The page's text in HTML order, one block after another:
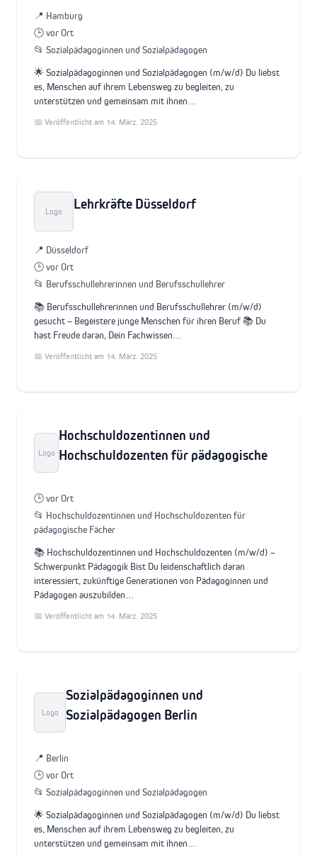
📍 Hamburg
🕒 vor Ort
📂 Sozialpädagoginnen und Sozialpädagogen
🌟 Sozialpädagoginnen und Sozialpädagogen (m/w/d) Du liebst
es, Menschen auf ihrem Lebensweg zu begleiten, zu
unterstützen und gemeinsam mit ihnen…
📅 Veröffentlicht am 14. März. 2025
Logo Lehrkräfte Düsseldorf
📍 Düsseldorf
🕒 vor Ort
📂 Berufsschullehrerinnen und Berufsschullehrer
📚 Berufsschullehrerinnen und Berufsschullehrer (m/w/d)
gesucht – Begeistere junge Menschen für ihren Beruf 📚 Du
hast Freude daran, Dein Fachwissen…
📅 Veröffentlicht am 14. März. 2025
Logo
Hochschuldozentinnen und
Hochschuldozenten für pädagogische
🕒 vor Ort
📂 Hochschuldozentinnen und Hochschuldozenten für
pädagogische Fächer
📚 Hochschuldozentinnen und Hochschuldozenten (m/w/d) –
Schwerpunkt Pädagogik Bist Du leidenschaftlich daran
interessiert, zukünftige Generationen von Pädagoginnen und
Pädagogen auszubilden…
📅 Veröffentlicht am 14. März. 2025
Logo
Sozialpädagoginnen und
Sozialpädagogen Berlin
📍 Berlin
🕒 vor Ort
📂 Sozialpädagoginnen und Sozialpädagogen
🌟 Sozialpädagoginnen und Sozialpädagogen (m/w/d) Du liebst
es, Menschen auf ihrem Lebensweg zu begleiten, zu
unterstützen und gemeinsam mit ihnen…